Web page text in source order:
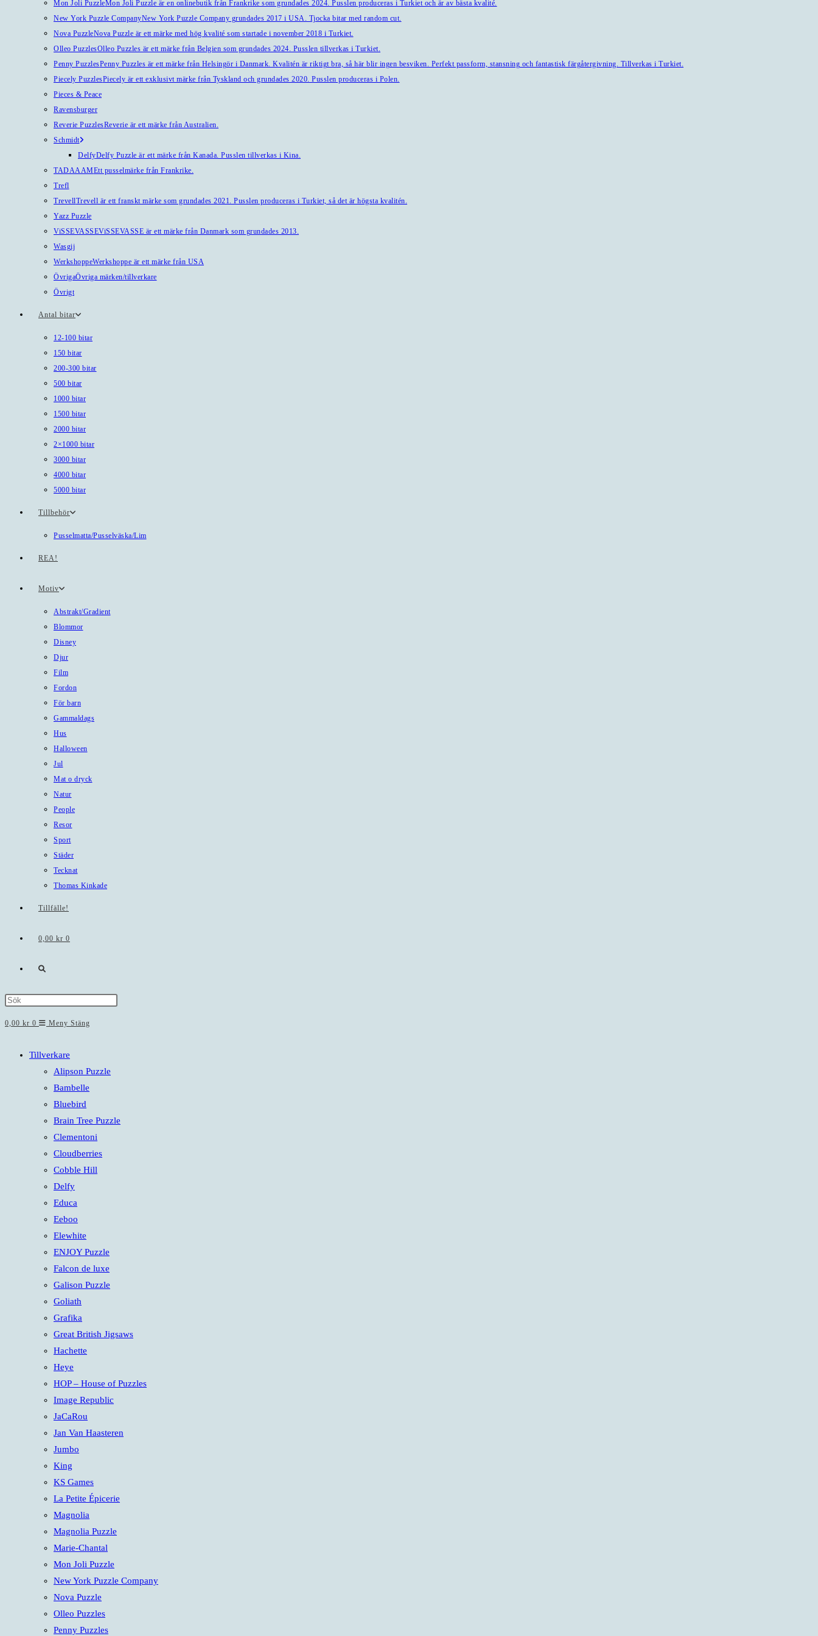
Mon Joli PuzzleMon Joli Puzzle är en onlinebutik från Frankrike som grundades 2024. Pusslen produceras i Turkiet och är av bästa kvalité.
New York Puzzle CompanyNew York Puzzle Company grundades 2017 i USA. Tjocka bitar med random cut.
Nova PuzzleNova Puzzle är ett märke med hög kvalité som startade i november 2018 i Turkiet.
Olleo PuzzlesOlleo Puzzles är ett märke från Belgien som grundades 2024. Pusslen tillverkas i Turkiet.
Penny PuzzlesPenny Puzzles är ett märke från Helsingör i Danmark. Kvalitén är riktigt bra, så här blir ingen besviken. Perfekt passform, stansning och fantastisk färgåtergivning. Tillverkas i Turkiet.
Piecely PuzzlesPiecely är ett exklusivt märke från Tyskland och grundades 2020. Pusslen produceras i Polen.
Pieces & Peace
Ravensburger
Reverie PuzzlesReverie är ett märke från Australien.
Schmidt
DelfyDelfy Puzzle är ett märke från Kanada. Pusslen tillverkas i Kina.
TADAAAMEtt pusselmärke från Frankrike.
Trefl
TrevellTrevell är ett franskt märke som grundades 2021. Pusslen produceras i Turkiet, så det är högsta kvalitén.
Yazz Puzzle
ViSSEVASSEViSSEVASSE är ett märke från Danmark som grundades 2013.
Wasgij
WerkshoppeWerkshoppe är ett märke från USA
ÖvrigaÖvriga märken/tillverkare
Övrigt
Antal bitar
12-100 bitar
150 bitar
200-300 bitar
500 bitar
1000 bitar
1500 bitar
2000 bitar
2×1000 bitar
3000 bitar
4000 bitar
5000 bitar
Tillbehör
Pusselmatta/Pusselväska/Lim
REA!
Motiv
Abstrakt/Gradient
Blommor
Disney
Djur
Film
Fordon
För barn
Gammaldags
Hus
Halloween
Jul
Mat o dryck
Natur
People
Resor
Sport
Städer
Tecknat
Thomas Kinkade
Tillfälle!
0,00 kr 0
Slå
webbplatssökning
0,00 kr 0 Meny Stäng
Tillverkare
Alipson Puzzle
Bambelle
Bluebird
Brain Tree Puzzle
Clementoni
Cloudberries
Cobble Hill
Delfy
Educa
Eeboo
Elewhite
ENJOY Puzzle
Falcon de luxe
Galison Puzzle
Goliath
Grafika
Great British Jigsaws
Hachette
Heye
HOP – House of Puzzles
Image Republic
JaCaRou
Jan Van Haasteren
Jumbo
King
KS Games
La Petite Épicerie
Magnolia
Magnolia Puzzle
Marie-Chantal
Mon Joli Puzzle
New York Puzzle Company
Nova Puzzle
Olleo Puzzles
Penny Puzzles